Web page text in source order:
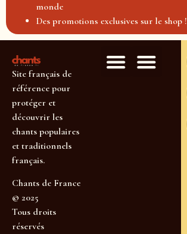
monde
Des promotions exclusives sur le shop !
Site français de
référence pour
protéger et
découvrir les
chants populaires
et traditionnels
français.
Chants de France
© 2025
Tous droits
réservés